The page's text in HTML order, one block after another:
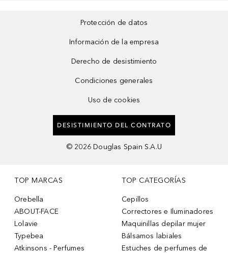
Protección de datos
Información de la empresa
Derecho de desistimiento
Condiciones generales
Uso de cookies
DESISTIMIENTO DEL CONTRATO
© 2026 Douglas Spain S.A.U
TOP MARCAS
Orebella
ABOUT-FACE
Lolavie
Typebea
Atkinsons - Perfumes
TOP CATEGORÍAS
Cepillos
Correctores e Iluminadores
Maquinillas depilar mujer
Bálsamos labiales
Estuches de perfumes de